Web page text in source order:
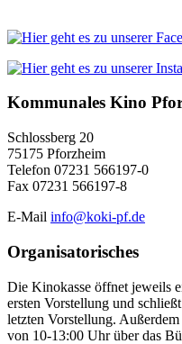
Kommunales Kino
Schlossberg 20
75175 Pforzheim
Telefon 07231 566197-0
Fax 07231 566197-8
E-Mail info@koki-pf.de
Organisatorisches
Die Kinokasse öffnet jeweils
ersten Vorstellung und
letzten Vorstellung.
von 10-13:00 Uhr über das